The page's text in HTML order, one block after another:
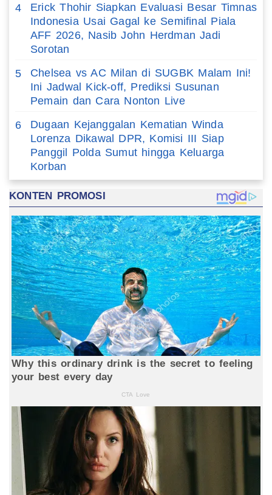
4
Erick Thohir Siapkan Evaluasi Besar Timnas
Indonesia Usai Gagal ke Semifinal Piala
AFF 2026, Nasib John Herdman Jadi
Sorotan
5
Chelsea vs AC Milan di SUGBK Malam Ini!
Ini Jadwal Kick-off, Prediksi Susunan
Pemain dan Cara Nonton Live
6
Dugaan Kejanggalan Kematian Winda
Lorenza Dikawal DPR, Komisi III Siap
Panggil Polda Sumut hingga Keluarga
Korban